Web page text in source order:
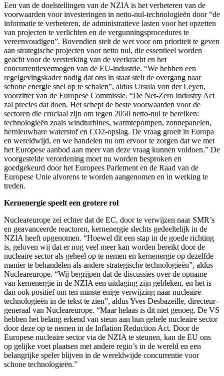
Een van de doelstellingen van de NZIA is het verbeteren van de
voorwaarden voor investeringen in netto-nul-technologieën door “de
informatie te verbeteren, de administratieve lasten voor het opzetten
van projecten te verlichten en de vergunningsprocedures te
vereenvoudigen”. Bovendien stelt de wet voor om prioriteit te geven
aan strategische projecten voor netto nul, die essentieel worden
geacht voor de versterking van de veerkracht en het
concurrentievermogen van de EU-industrie. “We hebben een
regelgevingskader nodig dat ons in staat stelt de overgang naar
schone energie snel op te schalen”, aldus Ursula von der Leyen,
voorzitter van de Europese Commissie. “De Net-Zero Industry Act
zal precies dat doen. Het schept de beste voorwaarden voor de
sectoren die cruciaal zijn om tegen 2050 netto-nul te bereiken:
technologieën zoals windturbines, warmtepompen, zonnepanelen,
hernieuwbare waterstof en CO2-opslag. De vraag groeit in Europa
en wereldwijd, en we handelen nu om ervoor te zorgen dat we met
het Europese aanbod aan meer van deze vraag kunnen voldoen.” De
voorgestelde verordening moet nu worden besproken en
goedgekeurd door het Europees Parlement en de Raad van de
Europese Unie alvorens te worden aangenomen en in werking te
treden.
Kernenergie speelt een grotere rol
Nucleareurope zei echter dat de EC, door te verwijzen naar SMR’s
en geavanceerde reactoren, kernenergie slechts gedeeltelijk in de
NZIA heeft opgenomen. “Hoewel dit een stap in de goede richting
is, geloven wij dat er nog veel meer kan worden bereikt door de
nucleaire sector als geheel op te nemen en kernenergie op dezelfde
manier te behandelen als andere strategische technologieën”, aldus
Nucleareurope. “Wij begrijpen dat de discussies over de opname
van kernenergie in de NZIA een uitdaging zijn gebleken, en het is
dan ook positief om ten minste enige verwijzing naar nucleaire
technologieën in de tekst te zien”, aldus Yves Desbazeille, directeur-
generaal van Nucleareurope. “Maar helaas is dit niet genoeg. De VS
hebben het belang erkend van steun aan hun gehele nucleaire sector
door deze op te nemen in de Inflation Reduction Act. Door de
Europese nucleaire sector via de NZIA te steunen, kan de EU ons
op gelijke voet plaatsen met andere regio’s in de wereld en een
belangrijke speler blijven in de wereldwijde concurrentie voor
schone technologieën.”